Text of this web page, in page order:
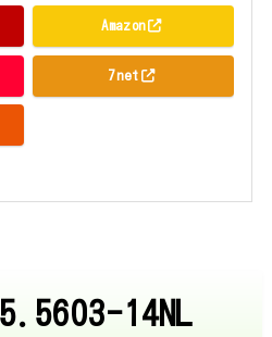
Amazon
7net
14NL